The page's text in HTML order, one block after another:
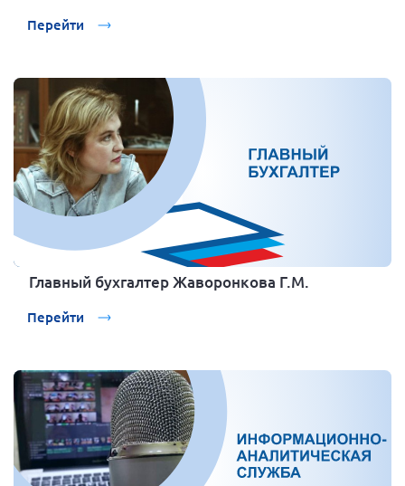
Перейти
Главный бухгалтер Жаворонкова Г.М.
Перейти